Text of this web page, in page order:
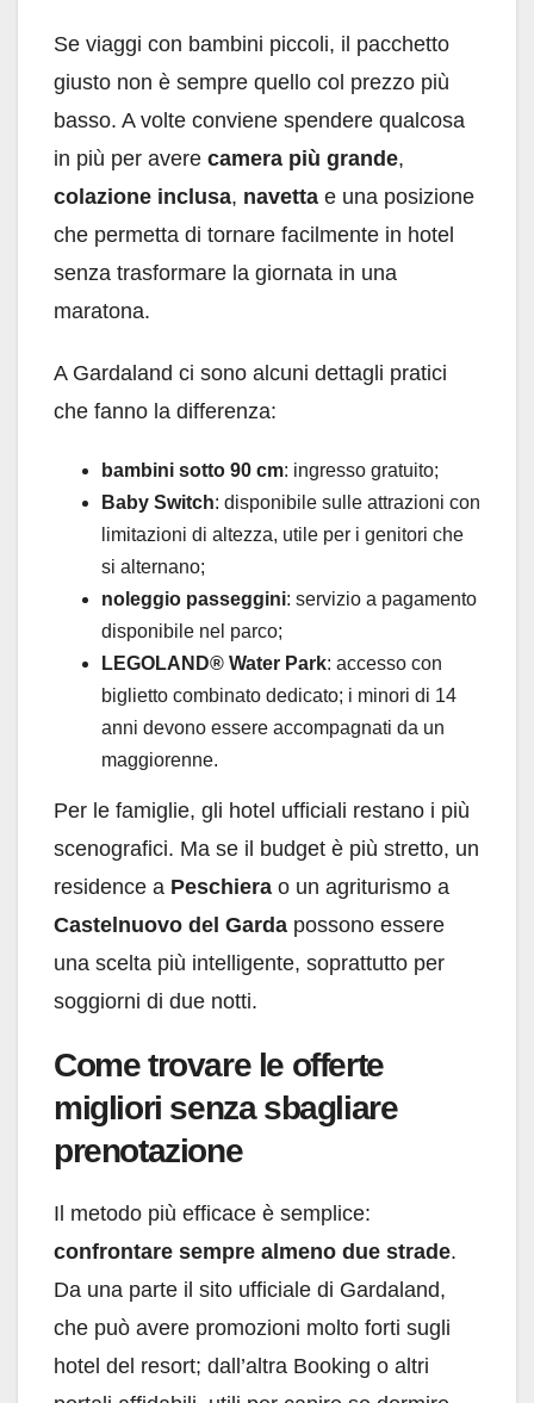
Se viaggi con bambini piccoli, il pacchetto
giusto non è sempre quello col prezzo più
basso. A volte conviene spendere qualcosa
in più per avere camera più grande,
colazione inclusa, navetta e una posizione
che permetta di tornare facilmente in hotel
senza trasformare la giornata in una
maratona.
A Gardaland ci sono alcuni dettagli pratici
che fanno la differenza:
bambini sotto 90 cm: ingresso gratuito;
Baby Switch: disponibile sulle attrazioni con
limitazioni di altezza, utile per i genitori che
si alternano;
noleggio passeggini: servizio a pagamento
disponibile nel parco;
LEGOLAND® Water Park: accesso con
biglietto combinato dedicato; i minori di 14
anni devono essere accompagnati da un
maggiorenne.
Per le famiglie, gli hotel ufficiali restano i più
scenografici. Ma se il budget è più stretto, un
residence a Peschiera o un agriturismo a
Castelnuovo del Garda possono essere
una scelta più intelligente, soprattutto per
soggiorni di due notti.
Come trovare le offerte
migliori senza sbagliare
prenotazione
Il metodo più efficace è semplice:
confrontare sempre almeno due strade.
Da una parte il sito ufficiale di Gardaland,
che può avere promozioni molto forti sugli
hotel del resort; dall’altra Booking o altri